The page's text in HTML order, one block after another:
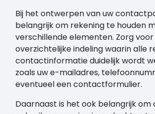
Bij het ontwerpen van uw
belangrijk om rekening te houden
verschillende elementen. Zorg
overzichtelijke indeling waarin alle
contactinformatie duidelijk wordt
zoals uw e-mailadres,
eventueel een contactformulier.
Daarnaast is het ook belangrijk om